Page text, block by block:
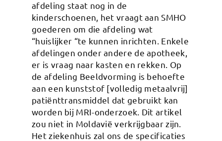
afdeling staat nog in de
kinderschoenen, het vraagt aan SMHO
goederen om die afdeling wat
“huislijker “te kunnen inrichten. Enkele
afdelingen onder andere de apotheek,
er is vraag naar kasten en rekken. Op
de afdeling Beeldvorming is behoefte
aan een kunststof [volledig metaalvrij]
patiënttransmiddel dat gebruikt kan
worden bij MRI-onderzoek. Dit artikel
zou niet in Moldavië verkrijgbaar zijn.
Het ziekenhuis zal ons de specificaties